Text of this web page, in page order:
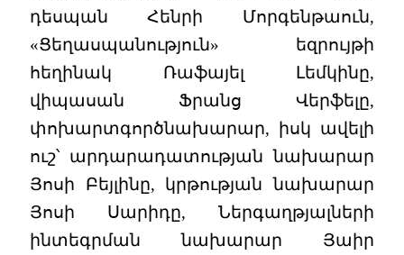
դեսպան Հենրի Մորգենթաուն,
«Ցեղասպանություն» եզրույթի
հեղինակ Ռաֆայել Լեմկինը,
վիպասան Ֆրանց Վերֆելը,
փոխարտգործնախարար, իսկ ավելի
ուշ՝ արդարադատության նախարար
Յոսի Բեյլինը, կրթության նախարար
Յոսի Սարիդը, Ներգաղթյալների
ինտեգրման նախարար Յաիր